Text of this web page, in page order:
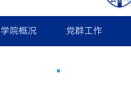
学院概况 党群工作